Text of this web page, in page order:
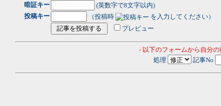
暗証キー
(英数字で8文字以内)
投稿キー
（投稿時
を入力してください）
プレビュー
- 以下のフォームから自分
処理
記事No